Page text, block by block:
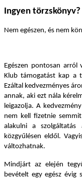
Ingyen törzskönyv?
Nem egészen, és nem
Egészen pontosan arról
Klub támogatást kap a
Ezáltal kedvezményes
annak, aki ezt nála
leigazolja. A
nem kell fizetnie
alakulni a
közgyűlésen eldől.
változhatnak.
Mindjárt az elején
bevételt egy egész évig